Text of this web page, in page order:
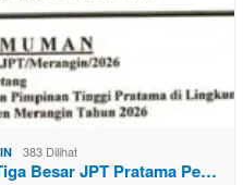
383 Dilihat
Besar JPT Pratama Pe…